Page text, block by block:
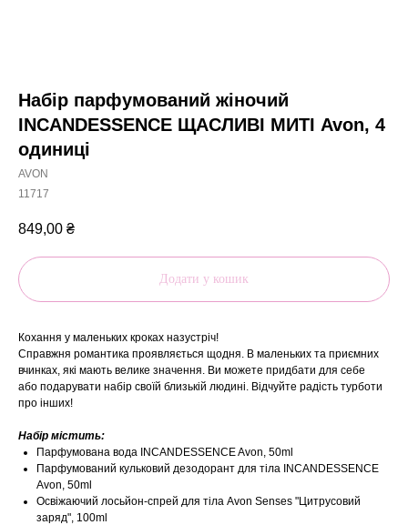
Набір парфумований жіночий
INCANDESSENCE ЩАСЛИВІ МИТІ Avon, 4
одиниці
AVON
11717
849,00 ₴
Додати у кошик
Кохання у маленьких кроках назустріч!
Справжня романтика проявляється щодня. В маленьких та приємних
вчинках, які мають велике значення. Ви можете придбати для себе
або подарувати набір своїй близькій людині. Відчуйте радість турботи
про інших!
Набір містить:
Парфумована вода INCANDESSENCE Avon, 50ml
Парфумований кульковий дезодорант для тіла INCANDESSENCE
Avon, 50ml
Освіжаючий лосьйон-спрей для тіла Avon Senses "Цитрусовий
заряд", 100ml